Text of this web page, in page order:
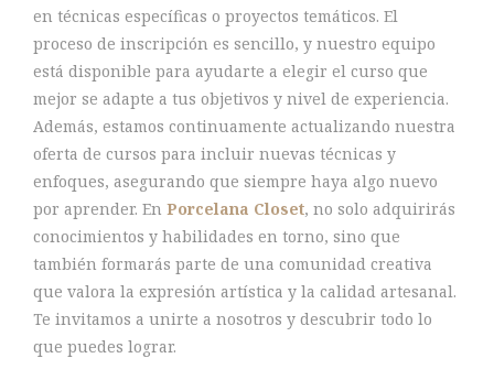
en técnicas específicas o proyectos temáticos. El
proceso de inscripción es sencillo, y nuestro equipo
está disponible para ayudarte a elegir el curso que
mejor se adapte a tus objetivos y nivel de experiencia.
Además, estamos continuamente actualizando nuestra
oferta de cursos para incluir nuevas técnicas y
enfoques, asegurando que siempre haya algo nuevo
por aprender. En Porcelana Closet, no solo adquirirás
conocimientos y habilidades en torno, sino que
también formarás parte de una comunidad creativa
que valora la expresión artística y la calidad artesanal.
Te invitamos a unirte a nosotros y descubrir todo lo
que puedes lograr.